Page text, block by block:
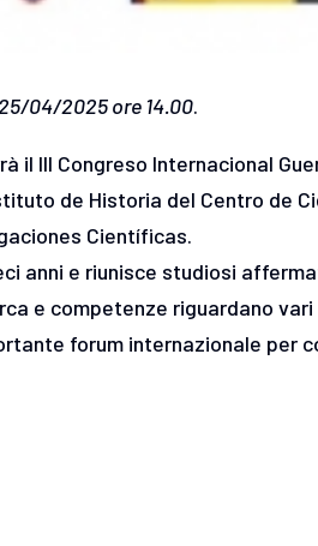
04/2025 ore 14.00.
il III Congreso Internacional
de Historia del Centro de
Científicas.
anni e riunisce studiosi
e competenze riguardano
forum internazionale per